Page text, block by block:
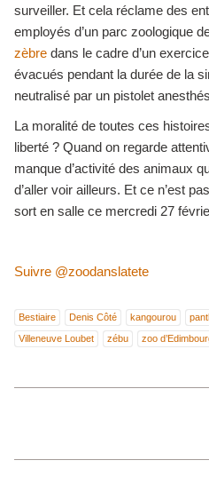
surveiller. Et cela réclame des
employés d’un parc zoologique
zèbredans le cadre d’un
évacués pendant la durée de la
neutralisé par un pistolet
La moralité de toutes ces
liberté ? Quand on regarde
manque d’activité des animaux
d’aller voir ailleurs. Et ce n’est pas
sort en salle ce mercredi 27
Suivre @zoodanslatete
Bestiaire Denis Côté kangourou
Villeneuve Loubet
zébu zoo